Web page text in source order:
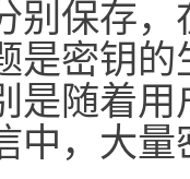
别保存
是密钥
是随着
中，大